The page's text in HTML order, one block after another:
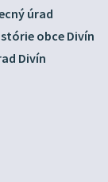
úrad
obce Divín
Divín